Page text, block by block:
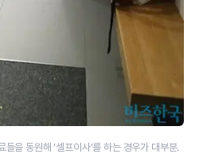
을 동원해 ‘셀프이사’를 하는 경우가 대부분.